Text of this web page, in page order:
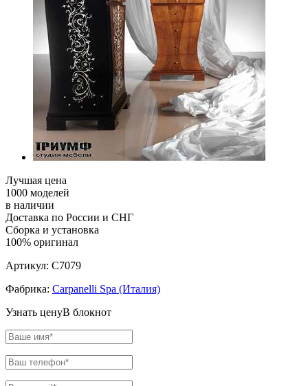
Лучшая цена
1000 моделей
в наличии
Доставка по России и СНГ
Сборка и установка
100% оригинал
Артикул: C7079
Фабрика: Carpanelli Spa (Италия)
Узнать ценуВ блокнот